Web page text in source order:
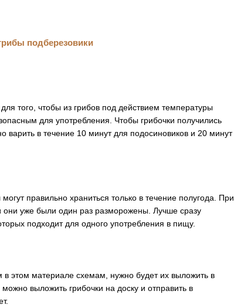
того, чтобы из грибов под действием температуры
для употребления. Чтобы грибочки получились
варить в течение 10 минут для подосиновиков и 20 минут
правильно храниться только в течение полугода. При
они уже были один раз разморожены. Лучше сразу
подходит для одного употребления в пищу.
этом материале схемам, нужно будет их выложить в
выложить грибочки на доску и отправить в